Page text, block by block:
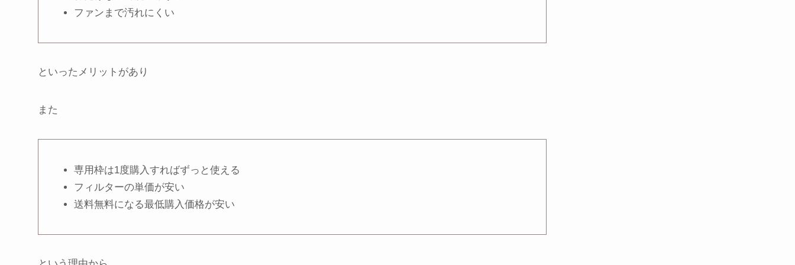
ファンまで汚れにくい
といったメリットがあり
また
専用枠は1度購入すればずっと使える
フィルターの単価が安い
送料無料になる最低購入価格が安い